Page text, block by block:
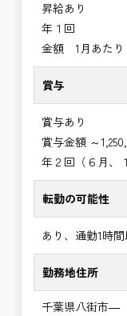
昇給あり
年１回
金額 1月あた
賞与
賞与あり
賞与金額 ～
年２回（６月、
転勤の可能性
あり、通勤1時
勤務地住所
千葉県八街市